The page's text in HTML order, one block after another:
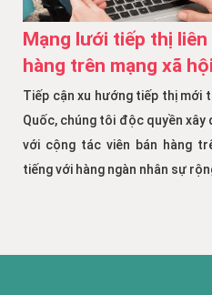
Mạng lưới tiếp thị
hàng trên mạng xã
Tiếp cận xu hướng tiếp thị mới
Quốc, chúng tôi độc quyền
với cộng tác viên bán hàng
tiếng với hàng ngàn nhân sự